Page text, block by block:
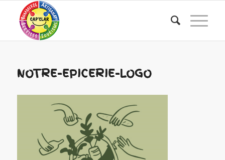
NOTRE-EPICERIE-LOGO